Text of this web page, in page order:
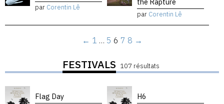
par Corentin Lê
par Corentin Lê
← 1 … 5 6 7 8 →
FESTIVALS 107 résultats
Flag Day H6